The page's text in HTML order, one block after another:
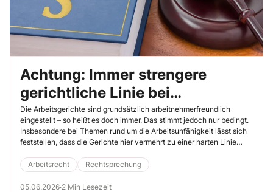
Achtung: Immer strengere
gerichtliche Linie bei
Arbeitsunfähigkeit
Die Arbeitsgerichte sind grundsätzlich arbeitnehmerfreundlich
eingestellt – so heißt es doch immer. Das stimmt jedoch nur bedingt.
Insbesondere bei Themen rund um die Arbeitsunfähigkeit lässt sich
feststellen, dass die Gerichte hier vermehrt zu einer harten Linie
314/25).
Arbeitsrecht Rechtsprechung
05.06.2026·2 Min Lesezeit